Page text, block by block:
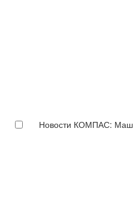
Новости КОМПАС: